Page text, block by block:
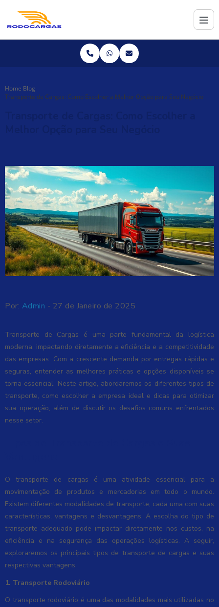
Home Blog
Transporte de Cargas: Como Escolher a Melhor Opção para Seu Negócio
Por: Admin - 27 de Janeiro de 2025
Transporte de Cargas é uma parte fundamental da logística
moderna, impactando diretamente a eficiência e a competitividade
das empresas. Com a crescente demanda por entregas rápidas e
seguras, entender as melhores práticas e opções disponíveis se
torna essencial. Neste artigo, abordaremos os diferentes tipos de
transporte, como escolher a empresa ideal e dicas para otimizar
sua operação, além de discutir os desafios comuns enfrentados
nesse setor.
O transporte de cargas é uma atividade essencial para a
movimentação de produtos e mercadorias em todo o mundo.
Existem diferentes modalidades de transporte, cada uma com suas
características, vantagens e desvantagens. A escolha do tipo de
transporte adequado pode impactar diretamente nos custos, na
eficiência e na segurança das operações logísticas. A seguir,
exploraremos os principais tipos de transporte de cargas e suas
respectivas vantagens.
1. Transporte Rodoviário
O transporte rodoviário é uma das modalidades mais utilizadas no